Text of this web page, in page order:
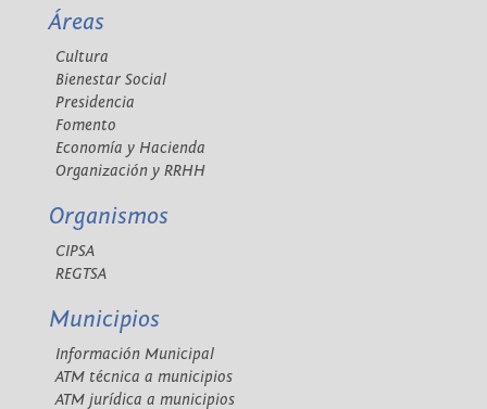
Áreas
Cultura
Bienestar Social
Presidencia
Fomento
Economía y Hacienda
Organización y RRHH
Organismos
CIPSA
REGTSA
Municipios
Información Municipal
ATM técnica a municipios
ATM jurídica a municipios